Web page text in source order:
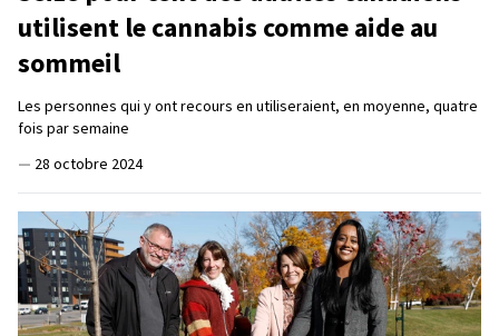
utilisent le cannabis comme aide au
sommeil
Les personnes qui y ont recours en utiliseraient, en moyenne, quatre
fois par semaine
— 28 octobre 2024